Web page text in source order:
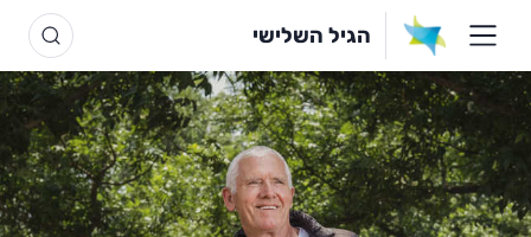
הגיל השלישי